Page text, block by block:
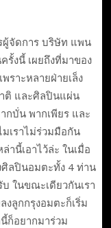
ผู้จัดการ บริษัท แพน
รั้งนี้ เผยถึงที่มาของ
ราะหลายฝ่ายเล็ง
ติ และศิลปินแผ่น
กบั่น พากเพียร และ
เราไม่ร่วมมือกัน
นี้เอาไว้ล่ะ ในเมื่อ
ศิลปินอมตะทั้ง 4 ท่าน
ในขณะเดียวกันเรา
งลูกกรุงอมตะก็เริ่ม
ก็อยากมาร่วม